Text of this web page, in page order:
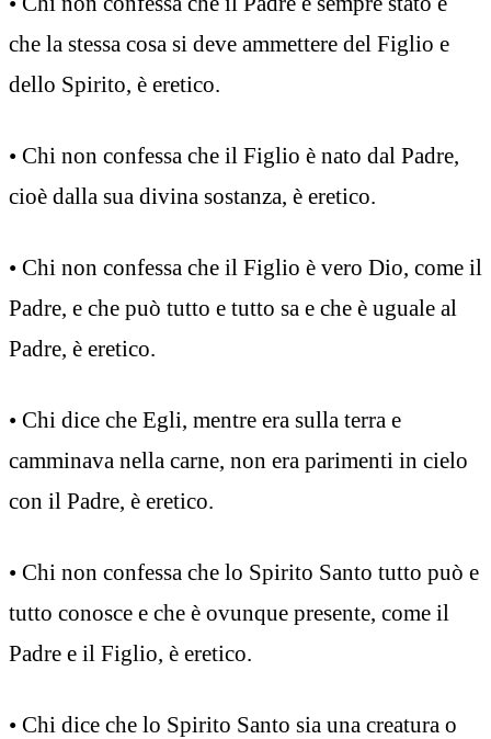
che la stessa cosa si deve ammettere del Figlio e
dello Spirito, è eretico.
• Chi non confessa che il Figlio è nato dal Padre,
cioè dalla sua divina sostanza, è eretico.
• Chi non confessa che il Figlio è vero Dio, come il
Padre, e che può tutto e tutto sa e che è uguale al
Padre, è eretico.
• Chi dice che Egli, mentre era sulla terra e
camminava nella carne, non era parimenti in cielo
con il Padre, è eretico.
• Chi non confessa che lo Spirito Santo tutto può e
tutto conosce e che è ovunque presente, come il
Padre e il Figlio, è eretico.
• Chi dice che lo Spirito Santo sia una creatura o